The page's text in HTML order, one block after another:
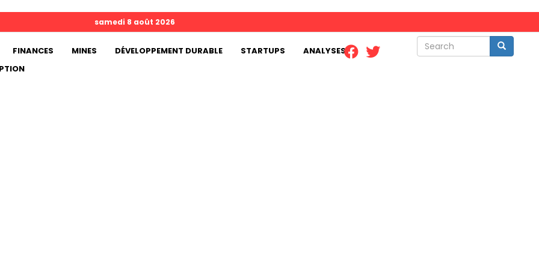
Search Search
samedi 8 août 2026
FINANCES MINES DÉVELOPPEMENT DURABLE STARTUPS
ANALYSES